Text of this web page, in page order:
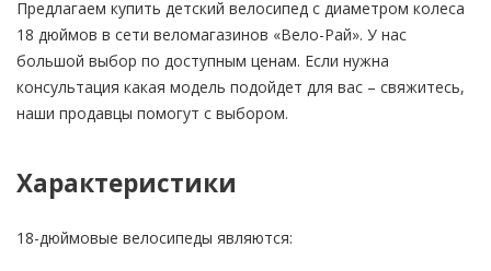
Предлагаем купить детский велосипед с диаметром колеса
18 дюймов в сети веломагазинов «Вело-Рай». У нас
большой выбор по доступным ценам. Если нужна
консультация какая модель подойдет для вас – свяжитесь,
наши продавцы помогут с выбором.
Характеристики
18-дюймовые велосипеды являются: